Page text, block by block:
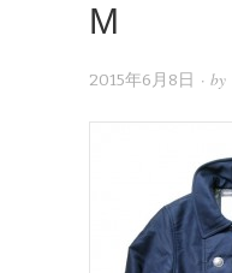
M
2015年6月8日 · by